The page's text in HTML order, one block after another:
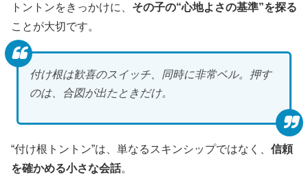
トントンをきっかけに、 その子の“心地よさの基準”を探る
ことが大切です。
付け根は歓喜のスイッチ、同時に非常ベル。押す
のは、合図が出たときだけ。
“付け根トントン”は、単なるスキンシップではなく、 信頼
を確かめる小さな会話。